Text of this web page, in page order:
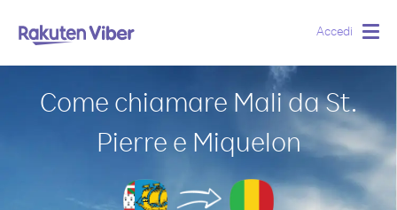
Accedi
Come chiamare Mali da St.
Pierre e Miquelon